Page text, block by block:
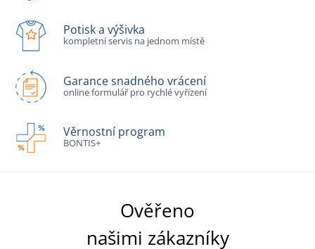
Potisk a výšivka
kompletní servis na jednom místě
Garance snadného vrácení
online formulář pro rychlé vyřízení
Věrnostní program
BONTIS+
Ověřeno
našimi zákazníky